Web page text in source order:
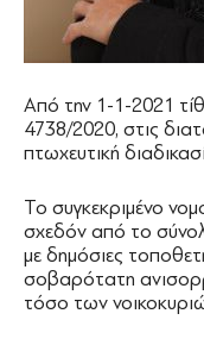
Aπό την 1-1-2021
4738/2020, στις
πτωχευτική
Το συγκεκριμένο
σχεδόν από το
με δημόσιες
σοβαρότατη
τόσο των